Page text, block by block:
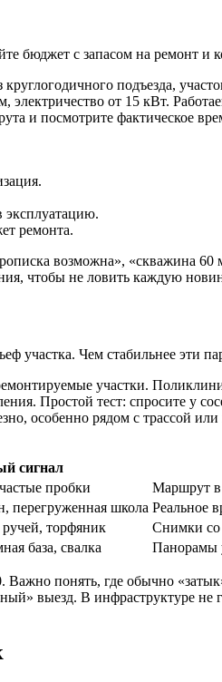
бюджет с запасом на ремонт
подъезда,
электричество от 15 кВт.
и посмотрите фактическое
эксплуатацию.
ремонта.
возможна», «скважина
чтобы не ловить каждую
участка. Чем стабильнее эти
участки.
Простой тест: спросите у
особенно рядом с трассой
сигнал
пробки
Маршрут в
перегруженная школа Реальное
торфяник
Снимки со
база, свалка Панорамы
понять, где обычно
выезд. В инфраструктуре